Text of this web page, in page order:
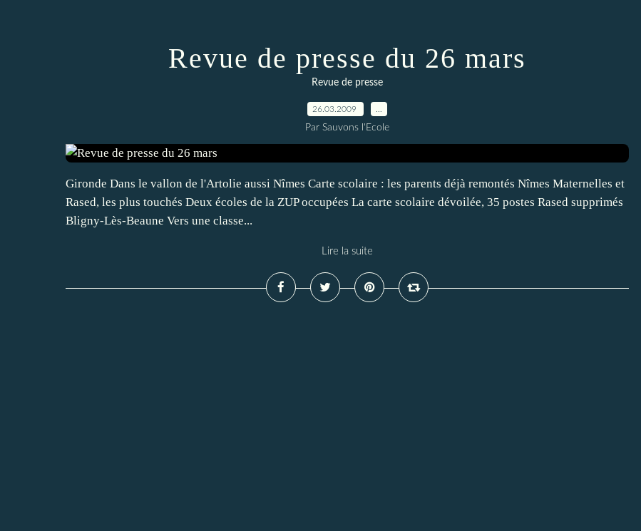
Revue de presse du 26 mars
Revue de presse
26.03.2009
Par Sauvons l'Ecole
Gironde Dans le vallon de l'Artolie aussi Nîmes Carte scolaire : les parents déjà remontés Nîmes Maternelles et
Rased, les plus touchés Deux écoles de la ZUP occupées La carte scolaire dévoilée, 35 postes Rased supprimés
Bligny-Lès-Beaune Vers une classe...
Lire la suite